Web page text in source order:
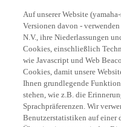
Auf unserer Website
Versionen davon -
N.V., ihre Niederlassungen
Cookies, einschließlich
wie Javascript und Web
Cookies, damit unsere
Ihnen grundlegende
stehen, wie z.B. die
Sprachpräferenzen. Wir
Benutzerstatistiken auf einer